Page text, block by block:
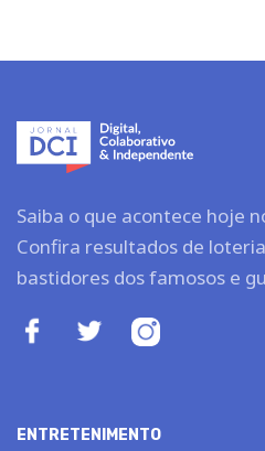
Saiba o que acontece hoje
Confira resultados de
bastidores dos famosos e
ENTRETENIMENTO